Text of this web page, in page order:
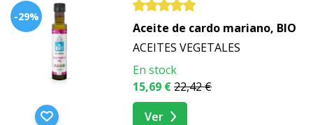
-29%
Aceite de cardo mariano, BIO
ACEITES VEGETALES
En stock
15,69 €22,42 €
Ver